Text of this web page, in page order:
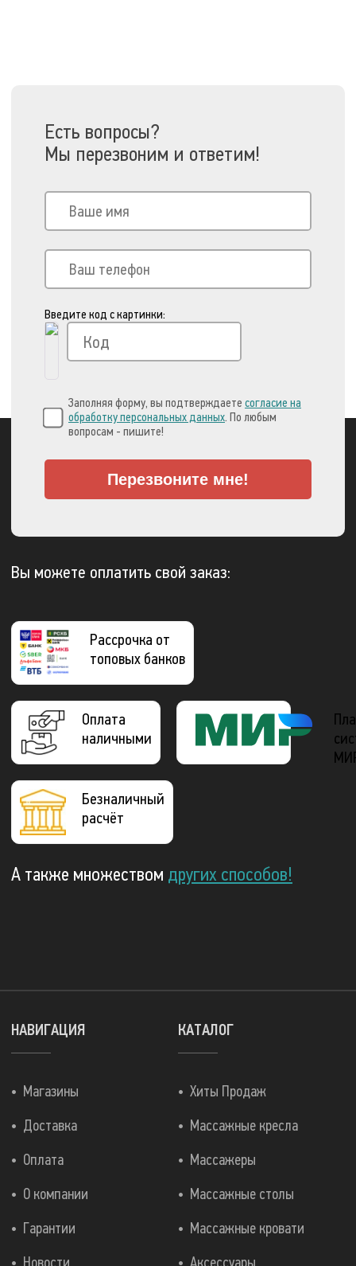
Есть вопросы?
Мы перезвоним и ответим!
Введите код с картинки:
Заполняя форму, вы подтверждаете согласие на
обработку персональных данных. По любым
вопросам - пишите!
Перезвоните мне!
Вы можете оплатить свой заказ:
Рассрочка от
топовых банков
Оплата
наличными
Безналичный
расчёт
А также множеством других способов!
КАТАЛОГ
Хиты Продаж
Массажные кресла
Массажеры
Массажные столы
Массажные кровати
НАВИГАЦИЯ
Магазины
Доставка
Оплата
О компании
Гарантии